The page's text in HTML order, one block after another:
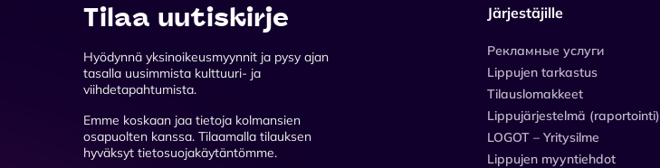
Tilaa uutiskirje
Hyödynnä yksinoikeusmyynnit ja pysy ajan
tasalla uusimmista kulttuuri- ja
viihdetapahtumista.
Emme koskaan jaa tietoja kolmansien
osapuolten kanssa. Tilaamalla tilauksen
hyväksyt tietosuojakäytäntömme.
Järjestäjille
Рекламные услуги
Lippujen tarkastus
Tilauslomakkeet
Lippujärjestelmä (raportointi)
LOGOT – Yritysilme
Lippujen myyntiehdot